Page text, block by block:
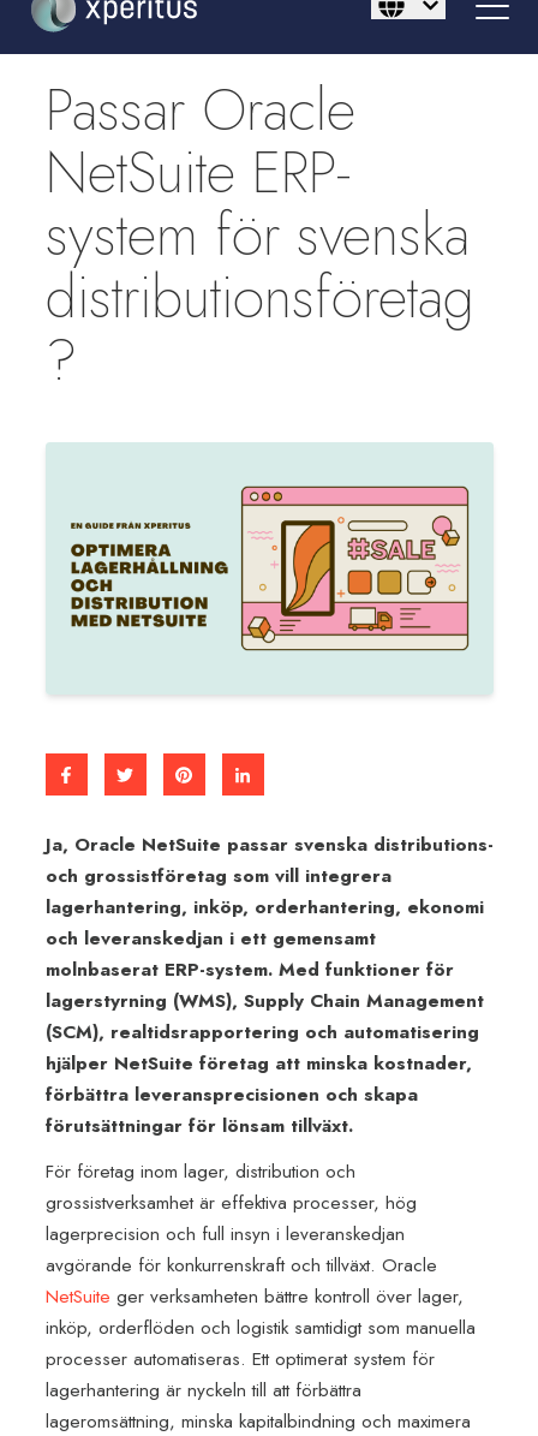
Passar Oracle
NetSuite ERP-
system för svenska
distributionsföretag
?
Ja, Oracle NetSuite passar svenska distributions-
och grossistföretag som vill integrera
lagerhantering, inköp, orderhantering, ekonomi
och leveranskedjan i ett gemensamt
molnbaserat ERP-system. Med funktioner för
lagerstyrning (WMS), Supply Chain Management
(SCM), realtidsrapportering och automatisering
hjälper NetSuite företag att minska kostnader,
förbättra leveransprecisionen och skapa
förutsättningar för lönsam tillväxt.
För företag inom lager, distribution och
grossistverksamhet är effektiva processer, hög
lagerprecision och full insyn i leveranskedjan
avgörande för konkurrenskraft och tillväxt. Oracle
NetSuite ger verksamheten bättre kontroll över lager,
inköp, orderflöden och logistik samtidigt som manuella
processer automatiseras. Ett optimerat system för
lagerhantering är nyckeln till att förbättra
lageromsättning, minska kapitalbindning och maximera